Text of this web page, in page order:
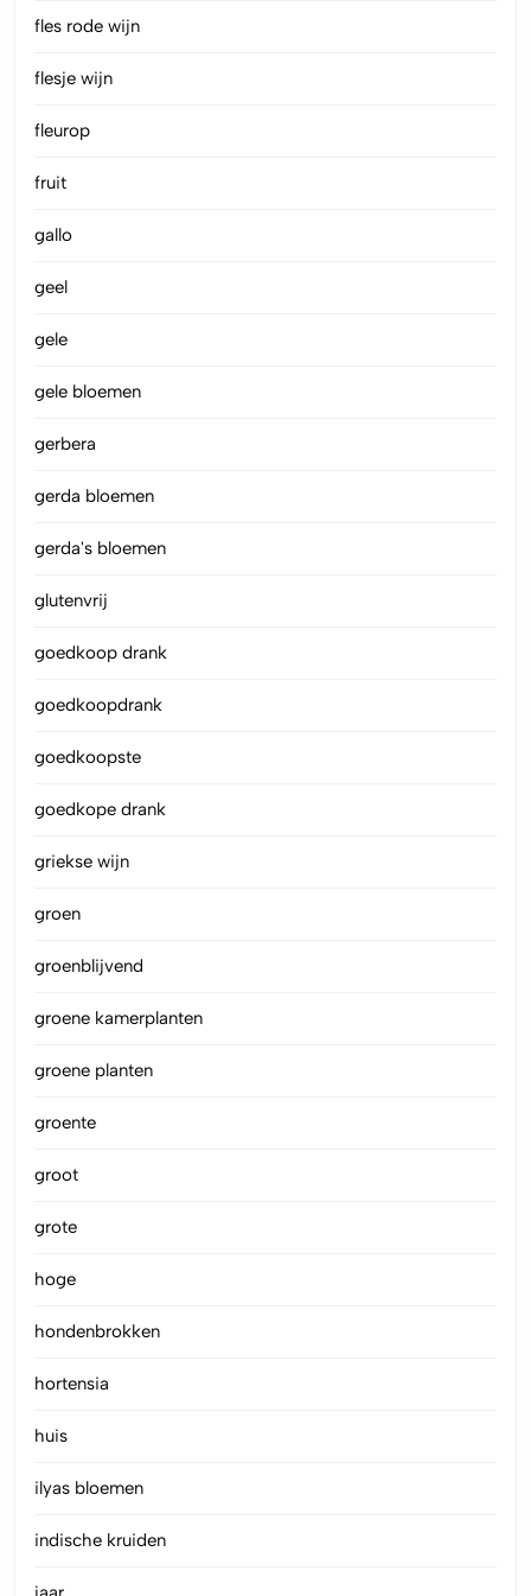
fles rode wijn
flesje wijn
fleurop
fruit
gallo
geel
gele
gele bloemen
gerbera
gerda bloemen
gerda's bloemen
glutenvrij
goedkoop drank
goedkoopdrank
goedkoopste
goedkope drank
griekse wijn
groen
groenblijvend
groene kamerplanten
groene planten
groente
groot
grote
hoge
hondenbrokken
hortensia
huis
ilyas bloemen
indische kruiden